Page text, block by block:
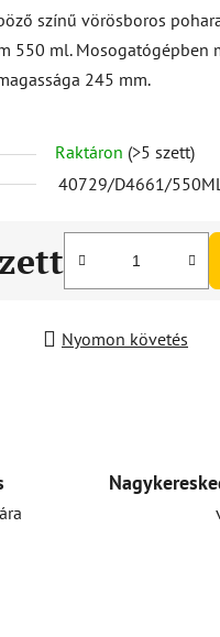
színű vörösboros
550 ml. Mosogatógépben
245 mm.
Raktáron (>5 szett)
40729/D4661/550ML
Nyomon követés